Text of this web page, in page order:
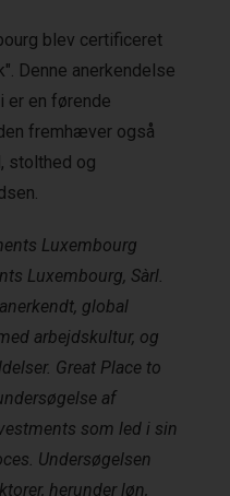
blev certificeret
Denne anerkendelse
er en førende
fremhæver også
stolthed og
Luxembourg
Luxembourg, Sàrl.
global
arbejdskultur, og
Great Place to
af
som led i sin
Undersøgelsen
herunder løn,